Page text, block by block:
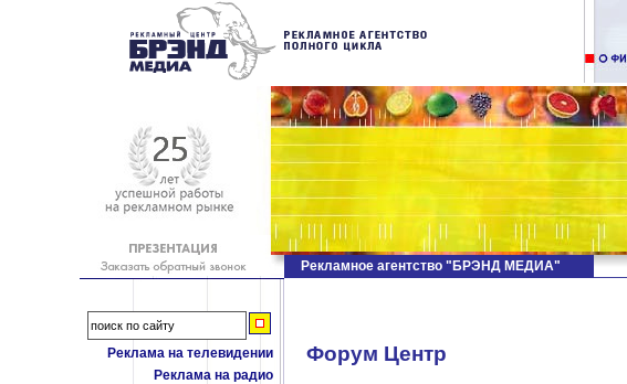
Реклама на телевидении
Реклама на радио
Рекламное агентство "БРЭНД МЕДИА"
Форум Центр